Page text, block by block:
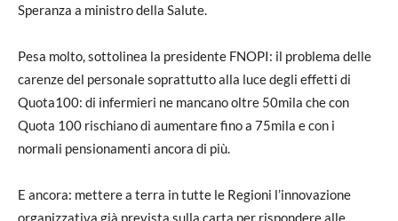
Speranza a ministro della Salute.
Pesa molto, sottolinea la presidente FNOPI: il problema delle
carenze del personale soprattutto alla luce degli effetti di
Quota100: di infermieri ne mancano oltre 50mila che con
Quota 100 rischiano di aumentare fino a 75mila e con i
normali pensionamenti ancora di più.
E ancora: mettere a terra in tutte le Regioni l’innovazione
organizzativa già prevista sulla carta per rispondere alle